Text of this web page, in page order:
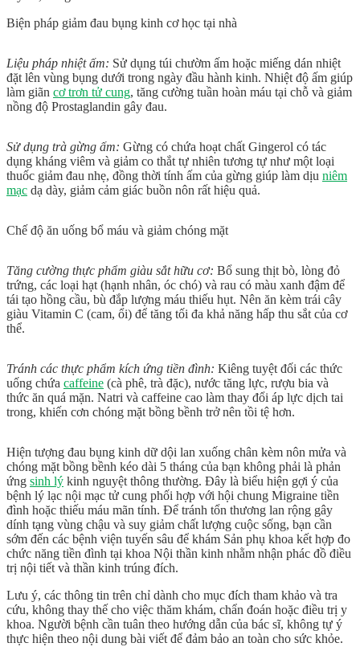
Biện pháp giảm đau bụng kinh cơ học tại nhà
Liệu pháp nhiệt ấm: Sử dụng túi chườm ấm hoặc miếng dán nhiệt
đặt lên vùng bụng dưới trong ngày đầu hành kinh. Nhiệt độ ấm giúp
làm giãn cơ trơn tử cung, tăng cường tuần hoàn máu tại chỗ và giảm
nồng độ Prostaglandin gây đau.
Sử dụng trà gừng ấm: Gừng có chứa hoạt chất Gingerol có tác
dụng kháng viêm và giảm co thắt tự nhiên tương tự như một loại
thuốc giảm đau nhẹ, đồng thời tính ấm của gừng giúp làm dịu niêm
mạc dạ dày, giảm cảm giác buồn nôn rất hiệu quả.
Chế độ ăn uống bổ máu và giảm chóng mặt
Tăng cường thực phẩm giàu sắt hữu cơ: Bổ sung thịt bò, lòng đỏ
trứng, các loại hạt (hạnh nhân, óc chó) và rau có màu xanh đậm để
tái tạo hồng cầu, bù đắp lượng máu thiếu hụt. Nên ăn kèm trái cây
giàu Vitamin C (cam, ổi) để tăng tối đa khả năng hấp thu sắt của cơ
thể.
Tránh các thực phẩm kích ứng tiền đình: Kiêng tuyệt đối các thức
uống chứa caffeine (cà phê, trà đặc), nước tăng lực, rượu bia và
thức ăn quá mặn. Natri và caffeine cao làm thay đổi áp lực dịch tai
trong, khiến cơn chóng mặt bồng bềnh trở nên tồi tệ hơn.
Hiện tượng đau bụng kinh dữ dội lan xuống chân kèm nôn mửa và
chóng mặt bồng bềnh kéo dài 5 tháng của bạn không phải là phản
ứng sinh lý kinh nguyệt thông thường. Đây là biểu hiện gợi ý của
bệnh lý lạc nội mạc tử cung phối hợp với hội chung Migraine tiền
đình hoặc thiếu máu mãn tính. Để tránh tổn thương lan rộng gây
dính tạng vùng chậu và suy giảm chất lượng cuộc sống, bạn cần
sớm đến các bệnh viện tuyến sâu để khám Sản phụ khoa kết hợp đo
chức năng tiền đình tại khoa Nội thần kinh nhằm nhận phác đồ điều
trị nội tiết và thần kinh trúng đích.
Lưu ý, các thông tin trên chỉ dành cho mục đích tham khảo và tra
cứu, không thay thế cho việc thăm khám, chẩn đoán hoặc điều trị y
khoa. Người bệnh cần tuân theo hướng dẫn của bác sĩ, không tự ý
thực hiện theo nội dung bài viết để đảm bảo an toàn cho sức khỏe.